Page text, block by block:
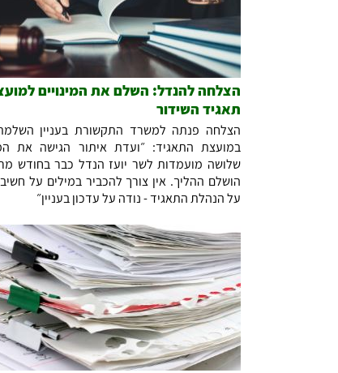
הצלחה להנדל: השלם את המינויים
תאגיד השידור
הצלחה פנתה למשרד התקשורת בעניין השלמת
במועצת התאגיד: ״ועדת איתור הגישה את
שלושה מועמדות לשר יועז הנדל כבר בחודש
הושלם ההליך. אין צורך להכביר במילים על
על הנהלת התאגיד - נודה על עדכון בעניין״